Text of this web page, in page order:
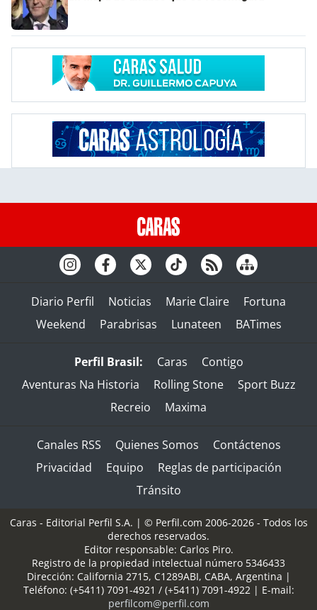
Diario Perfil Noticias Marie Claire
Fortuna
Weekend
Parabrisas Lunateen BATimes
Perfil Brasil: Caras
Contigo
Aventuras Na Historia
Rolling Stone
Sport Buzz
Recreio
Maxima
Canales RSS Quienes Somos
Contáctenos
Privacidad
Equipo
Reglas de participación
Tránsito
Caras - Editorial Perfil S.A. | © Perfil.com 2006-2026 - Todos los
derechos reservados.
Editor responsable: Carlos Piro.
Registro de la propiedad intelectual número 5346433
Dirección: California 2715, C1289ABI, CABA, Argentina |
Teléfono: (+5411) 7091-4921 / (+5411) 7091-4922| E-mail:
perfilcom@perfil.com